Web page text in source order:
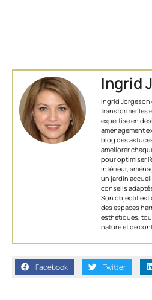
Ingrid
Ingrid Jorgeson
transformer les
expertise en
aménagement
blog des
améliorer
pour optimiser
intérieur,
un jardin
conseils
Son objectif est
des espaces
esthétiques,
nature et de
Facebook Twitter